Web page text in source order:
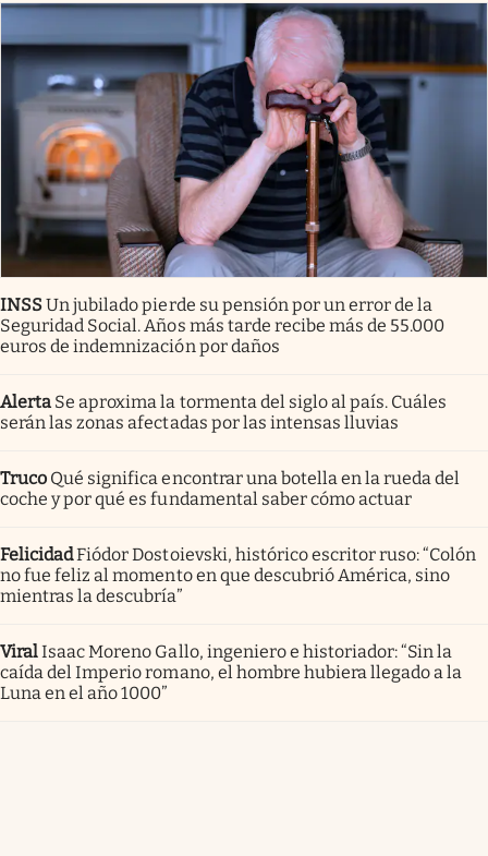
INSSUn jubilado pierde su pensión por un error de la
Seguridad Social. Años más tarde recibe más de 55.000
euros de indemnización por daños
Alerta Se aproxima la tormenta del siglo al país. Cuáles
serán las zonas afectadas por las intensas lluvias
Truco Qué significa encontrar una botella en la rueda del
coche y por qué es fundamental saber cómo actuar
FelicidadFiódor Dostoievski, histórico escritor ruso: “Colón
no fue feliz al momento en que descubrió América, sino
mientras la descubría”
ViralIsaac Moreno Gallo, ingeniero e historiador: “Sin la
caída del Imperio romano, el hombre hubiera llegado a la
Luna en el año 1000”